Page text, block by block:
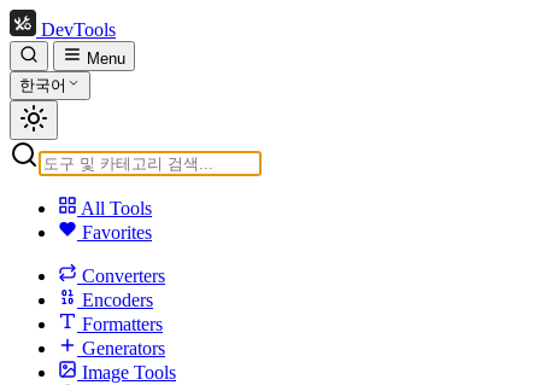
DevTools
Menu
한국어
All Tools
Favorites
Converters
Encoders
Formatters
Generators
Image Tools